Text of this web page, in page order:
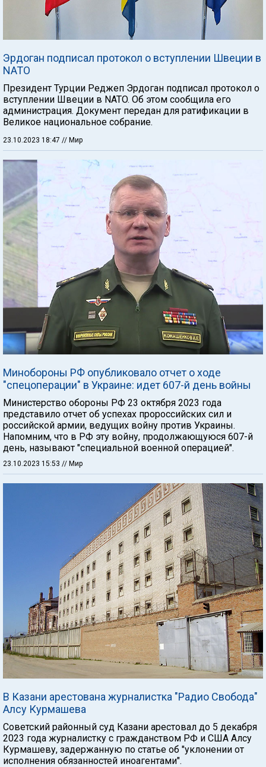
Эрдоган подписал протокол о вступлении Швеции в
NATO
Президент Турции Реджеп Эрдоган подписал протокол о
вступлении Швеции в NATO. Об этом сообщила его
администрация. Документ передан для ратификации в
Великое национальное собрание.
23.10.2023 18:47 // Мир
Минобороны РФ опубликовало отчет о ходе
"спецоперации" в Украине: идет 607-й день войны
Министерство обороны РФ 23 октября 2023 года
представило отчет об успехах пророссийских сил и
российской армии, ведущих войну против Украины.
Напомним, что в РФ эту войну, продолжающуюся 607-й
день, называют "специальной военной операцией".
23.10.2023 15:53 // Мир
В Казани арестована журналистка "Радио Свобода"
Алсу Курмашева
Советский районный суд Казани арестовал до 5 декабря
2023 года журналистку с гражданством РФ и США Алсу
Курмашеву, задержанную по статье об "уклонении от
исполнения обязанностей иноагентами".